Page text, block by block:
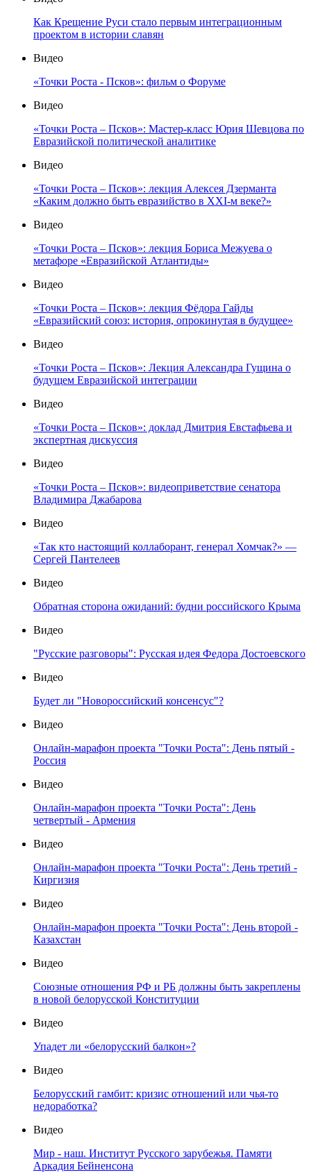
Как Крещение Руси стало первым интеграционным
проектом в истории славян
Видео
«Точки Роста - Псков»: фильм о Форуме
Видео
«Точки Роста – Псков»: Мастер-класс Юрия Шевцова по
Евразийской политической аналитике
Видео
«Точки Роста – Псков»: лекция Алексея Дзерманта
«Каким должно быть евразийство в XXI-м веке?»
Видео
«Точки Роста – Псков»: лекция Бориса Межуева о
метафоре «Евразийской Атлантиды»
Видео
«Точки Роста – Псков»: лекция Фёдора Гайды
«Евразийский союз: история, опрокинутая в будущее»
Видео
«Точки Роста – Псков»: Лекция Александра Гущина о
будущем Евразийской интеграции
Видео
«Точки Роста – Псков»: доклад Дмитрия Евстафьева и
экспертная дискуссия
Видео
«Точки Роста – Псков»: видеоприветствие сенатора
Владимира Джабарова
Видео
«Так кто настоящий коллаборант, генерал Хомчак?» —
Сергей Пантелеев
Видео
Обратная сторона ожиданий: будни российского Крыма
Видео
"Русские разговоры": Русская идея Федора Достоевского
Видео
Будет ли "Новороссийский консенсус"?
Видео
Онлайн-марафон проекта "Точки Роста": День пятый -
Россия
Видео
Онлайн-марафон проекта "Точки Роста": День
четвертый - Армения
Видео
Онлайн-марафон проекта "Точки Роста": День третий -
Киргизия
Видео
Онлайн-марафон проекта "Точки Роста": День второй -
Казахстан
Видео
Союзные отношения РФ и РБ должны быть закреплены
в новой белорусской Конституции
Видео
Упадет ли «белорусский балкон»?
Видео
Белорусский гамбит: кризис отношений или чья-то
недоработка?
Видео
Мир - наш. Институт Русского зарубежья. Памяти
Аркадия Бейненсона